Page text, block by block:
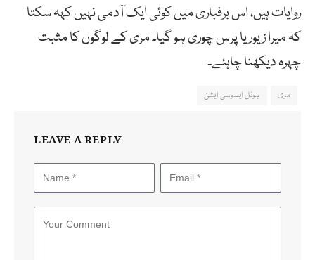
روایات ہیں، اس برفباری میں کوئی ایک آدمی نہیں کہہ سکتا
کہ میرا زیور یا پرس چوری ہو گیا۔ مری کے لوگوں کا مثبت
چہرہ دیکھنا چاہئے۔
مری ہوٹل ایسوسی ایشن
LEAVE A REPLY